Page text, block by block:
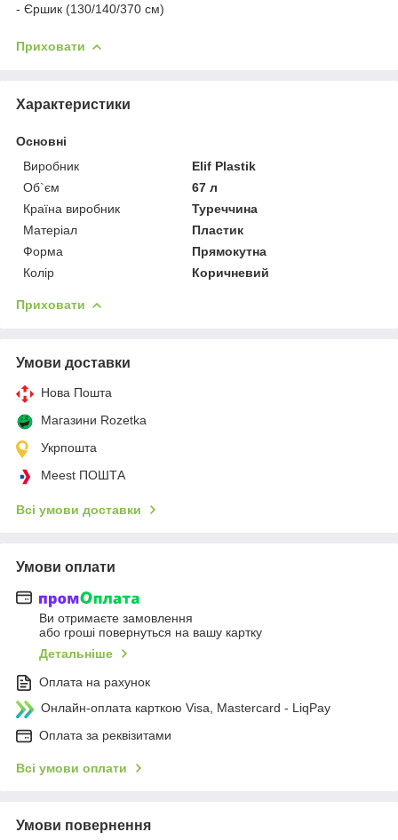
- Єршик (130/140/370 см)
Приховати
Характеристики
Основні
Виробник
Elif Plastik
Об`єм
67 л
Країна виробник
Туреччина
Матеріал
Пластик
Форма
Прямокутна
Колір
Коричневий
Приховати
Умови доставки
Нова Пошта
Магазини Rozetka
Укрпошта
Meest ПОШТА
Всі умови доставки
Умови оплати
Ви отримаєте замовлення
або гроші повернуться на вашу картку
Детальніше
Оплата на рахунок
Онлайн-оплата карткою Visa, Mastercard - LiqPay
Оплата за реквізитами
Всі умови оплати
Умови повернення